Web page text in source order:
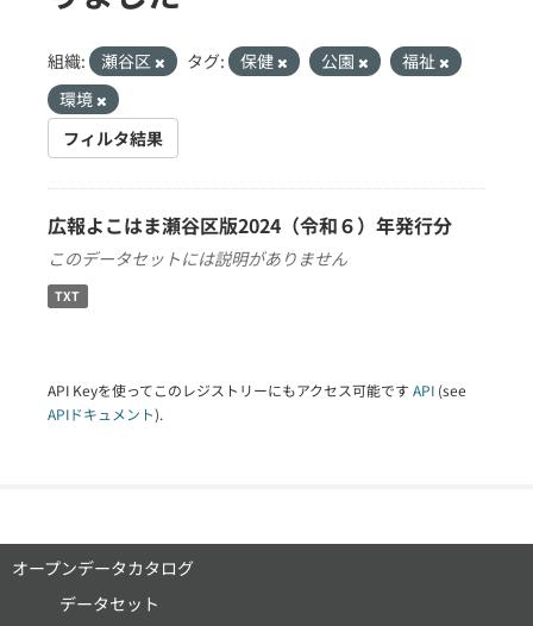
組織: 瀬谷区 タグ: 保健 公園
福祉
環境
フィルタ結果
広報よこはま瀬谷区版2024（令和６）年発行分
このデータセットには説明がありません
TXT
API Keyを使ってこのレジストリーにもアクセス可能です API (see
APIドキュメント).
オープンデータカタログ
データセット